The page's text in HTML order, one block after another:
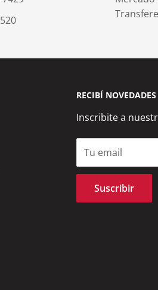
RECIBÍ NOVEDADES
Inscribite a
Tu email
Suscribir